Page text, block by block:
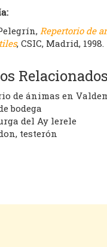
Repertorio de
, CSIC, Madrid, 1998.
Relacionados
de ánimas en
bodega
del Ay lerele
testerón